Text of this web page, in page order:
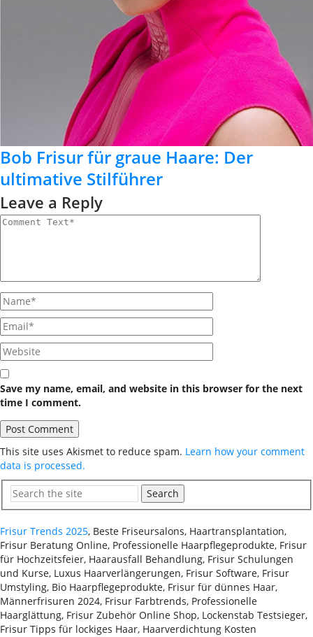
Bob Frisur für graue Haare: Der
ultimative Stilführer
Leave a Reply
Save my name, email, and website in this browser for the next
time I comment.
This site uses Akismet to reduce spam. Learn how your comment
data is processed.
Search
Frisur Trends 2025, Beste Friseursalons, Haartransplantation,
Frisur Beratung Online, Professionelle Haarpflegeprodukte, Frisur
für Hochzeitsfeier, Haarausfall Behandlung, Frisur Schulungen
und Kurse, Luxus Haarverlängerungen, Frisur Software, Frisur
Umstyling, Bio Haarpflegeprodukte, Frisur für dünnes Haar,
Männerfrisuren 2024, Frisur Farbtrends, Professionelle
Haarglättung, Frisur Zubehör Online Shop, Lockenstab Testsieger,
Frisur Tipps für lockiges Haar, Haarverdichtung Kosten